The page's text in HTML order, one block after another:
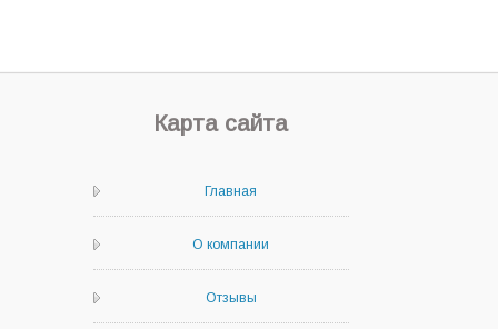
Карта сайта
Главная
О компании
Отзывы